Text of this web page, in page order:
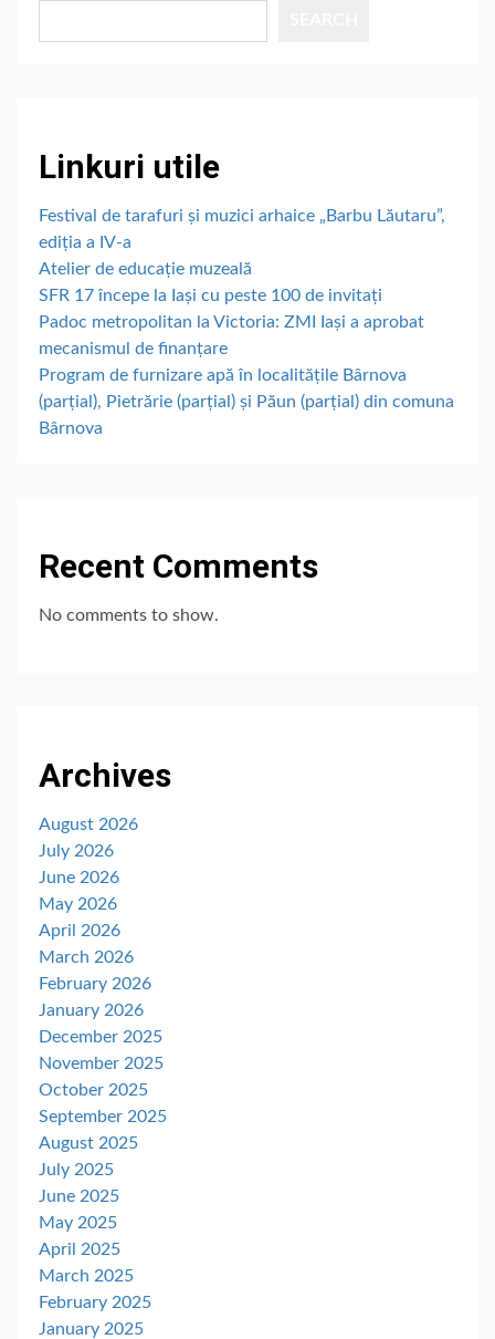
Linkuri utile
Festival de tarafuri și muzici arhaice „Barbu Lăutaru”,
ediția a IV-a
Atelier de educație muzeală
SFR 17 începe la Iași cu peste 100 de invitați
Padoc metropolitan la Victoria: ZMI Iași a aprobat
mecanismul de finanțare
Program de furnizare apă în localitățile Bârnova
(parțial), Pietrărie (parțial) și Păun (parțial) din comuna
Bârnova
Recent Comments
No comments to show.
Archives
August 2026
July 2026
June 2026
May 2026
April 2026
March 2026
February 2026
January 2026
December 2025
November 2025
October 2025
September 2025
August 2025
July 2025
June 2025
May 2025
April 2025
March 2025
February 2025
January 2025